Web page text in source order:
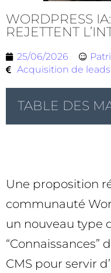
WORDPRESS
REJETTENT
25/06/2026
Acquisition de leads
TABLE DES
Une proposition
communauté
un nouveau type
CMS pour servir